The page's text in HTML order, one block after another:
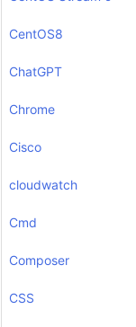
CentOS8
ChatGPT
Chrome
Cisco
cloudwatch
Cmd
Composer
CSS